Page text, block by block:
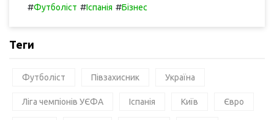
#Футболіст #Іспанія #Бізнес
Теги
Футболіст Півзахисник Україна
Ліга чемпіонів УЄФА Іспанія Київ Євро